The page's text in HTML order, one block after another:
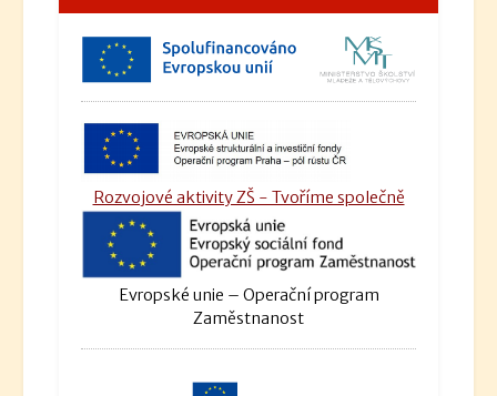
Rozvojové aktivity ZŠ - Tvoříme společně
Evropské unie – Operační program
Zaměstnanost